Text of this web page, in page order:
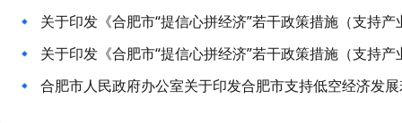
合肥市人民政府办公室关于印发合肥市支持低空经济发